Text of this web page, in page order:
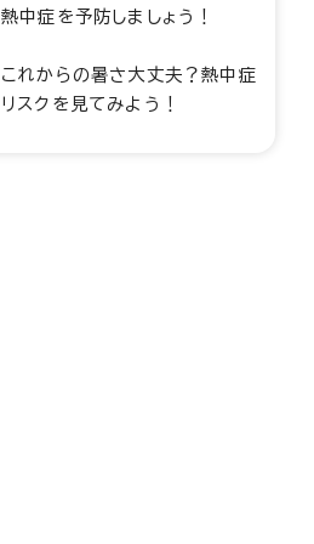
熱中症を予防しましょう！
これからの暑さ大丈夫？熱中症
リスクを見てみよう！